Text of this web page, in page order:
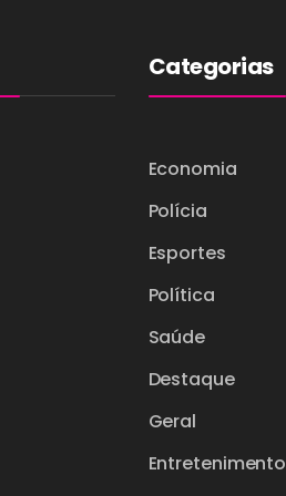
Categorias
Economia
Polícia
Esportes
Política
Saúde
Destaque
Geral
Entretenimento